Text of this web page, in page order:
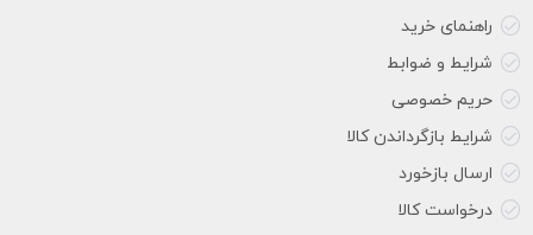
راهنمای خرید
شرایط و ضوابط
حریم خصوصی
شرایط بازگرداندن کالا
ارسال بازخورد
درخواست کالا